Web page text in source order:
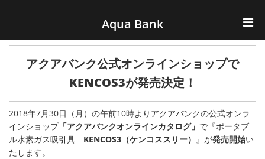
Aqua Bank
TOP
KENCOS・eye-cos
Water Server
COOLIC
アクアバンク公式オンラインショップで
KENCOS3が発売決定！
2018年7月30日（月）の午前10時よりアクアバンクの公式オンラ
インショップ「アクアバンクオンラインカタログ」 で『ポータブ
ル水素ガス吸引具 KENCOS3（ケンコススリー） 』が発売開始い
たします。